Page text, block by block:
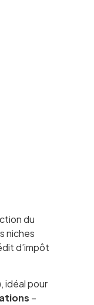
du
niches
d’impôt
idéal pour
–